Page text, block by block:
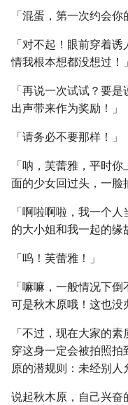
「混蛋，第一次约会
「对不起！眼前穿着
情我根本想都没想过！」
「再说一次试试？要
出声带来作为奖励！」
「请务必不要那样！」
「呐，芙蕾雅，平时
面的少女回过头，一脸
「啊啦啊啦，我一个
的大小姐和我一起的缘
「呜！芙蕾雅！」
「嘛嘛，一般情况下
可是秋木原哦！这也没
「不过，现在大家的
穿这身一定会被拍照拍
原的潜规则：未经别人
说起秋木原，自己兴奋